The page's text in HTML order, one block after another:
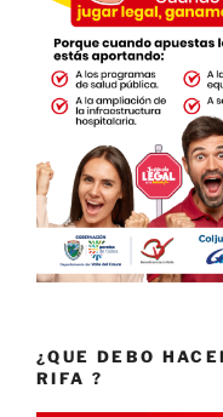
¿QUE DEBO
RIFA ?